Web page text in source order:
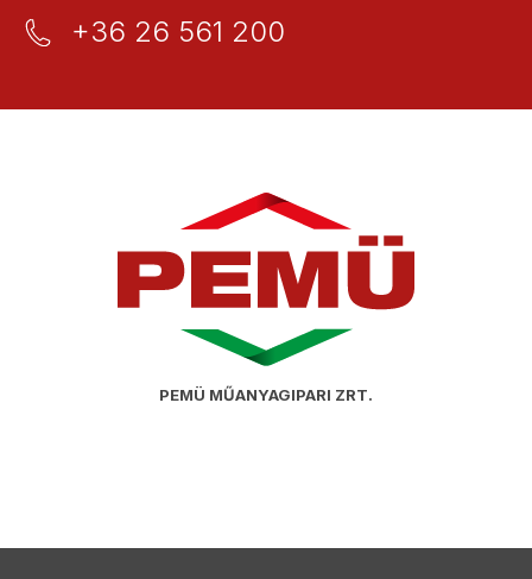
+36 26 561 200
PEMÜ MŰANYAGIPARI ZRT.